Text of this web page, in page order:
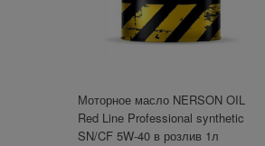
Моторное масло NERSON OIL
Red Line Professional synthetic
SN/CF 5W-40 в розлив 1л